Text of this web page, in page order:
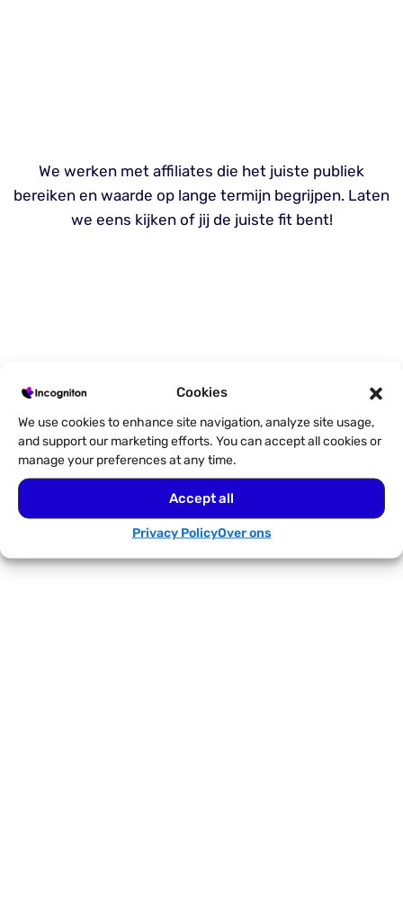
Cookies
We use cookies to enhance site navigation, analyze site usage,
and support our marketing efforts. You can accept all cookies or
manage your preferences at any time.
Accept all
Privacy PolicyOver ons
We werken met affiliates die het juiste publiek
bereiken en waarde op lange termijn begrijpen. Laten
we eens kijken of jij de juiste fit bent!